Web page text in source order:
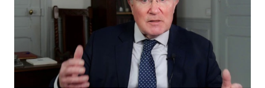
Société
Tour du monde des Eglises
Vie Intérieure